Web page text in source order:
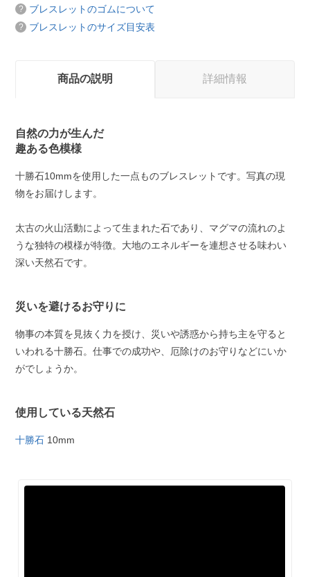
ブレスレットのゴムについて
ブレスレットのサイズ目安表
商品の説明 詳細情報
自然の力が生んだ
趣ある色模様
十勝石10mmを使用した一点ものブレスレットです。写真の現
物をお届けします。
太古の火山活動によって生まれた石であり、マグマの流れのよ
うな独特の模様が特徴。大地のエネルギーを連想させる味わい
深い天然石です。
災いを避けるお守りに
物事の本質を見抜く力を授け、災いや誘惑から持ち主を守ると
いわれる十勝石。仕事での成功や、厄除けのお守りなどにいか
がでしょうか。
使用している天然石
十勝石 10mm